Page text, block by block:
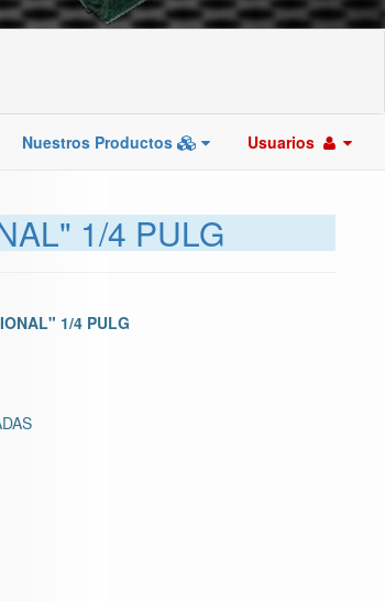
Nuestros Productos Usuarios
1/4 PULG
1/4 PULG